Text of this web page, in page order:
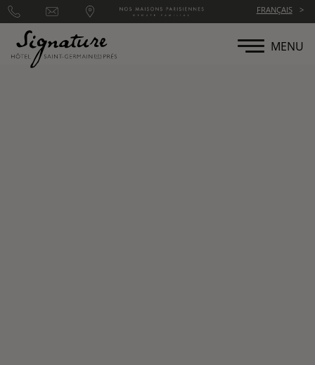
FRANÇAIS
MENU
Panneau de gestion des cookies